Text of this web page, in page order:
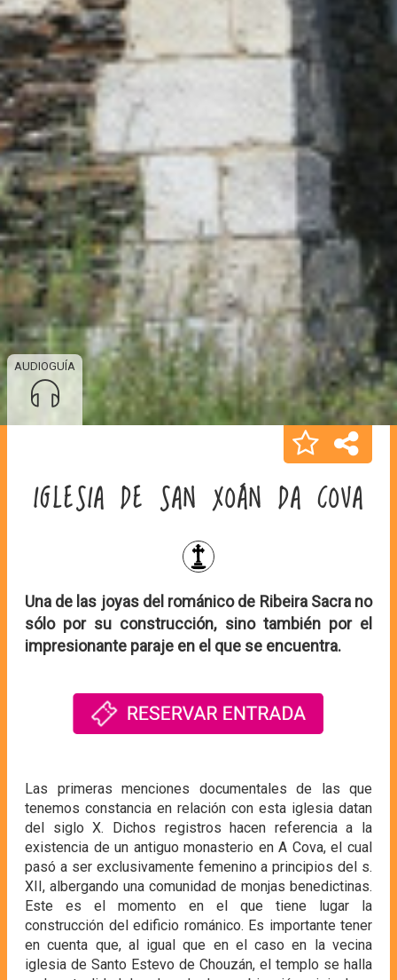
AUDIOGUÍA
IGLESIA DE SAN XOÁN DA COVA
Una de las joyas del románico de Ribeira Sacra no
sólo por su construcción, sino también por el
impresionante paraje en el que se encuentra.
Las primeras menciones documentales de las que
tenemos constancia en relación con esta iglesia datan
del siglo X. Dichos registros hacen referencia a la
existencia de un antiguo monasterio en A Cova, el cual
pasó a ser exclusivamente femenino a principios del s.
XII, albergando una comunidad de monjas benedictinas.
Este es el momento en el que tiene lugar la
construcción del edificio románico. Es importante tener
en cuenta que, al igual que en el caso en la vecina
iglesia de Santo Estevo de Chouzán, el templo se halla